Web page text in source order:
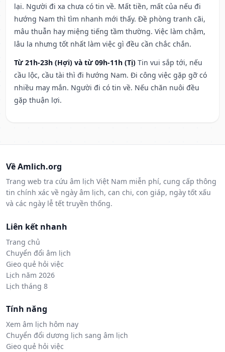
lại. Người đi xa chưa có tin về. Mất tiền, mất của nếu đi
hướng Nam thì tìm nhanh mới thấy. Đề phòng tranh cãi,
mâu thuẫn hay miệng tiếng tầm thường. Việc làm chậm,
lâu la nhưng tốt nhất làm việc gì đều cần chắc chắn.
Từ 21h-23h (Hợi) và từ 09h-11h (Tị) Tin vui sắp tới, nếu
cầu lộc, cầu tài thì đi hướng Nam. Đi công việc gặp gỡ có
nhiều may mắn. Người đi có tin về. Nếu chăn nuôi đều
gặp thuận lợi.
Về Amlich.org
Trang web tra cứu âm lịch Việt Nam miễn phí, cung cấp thông
tin chính xác về ngày âm lịch, can chi, con giáp, ngày tốt xấu
và các ngày lễ tết truyền thống.
Liên kết nhanh
Trang chủ
Chuyển đổi âm lịch
Gieo quẻ hỏi việc
Lịch năm 2026
Lịch tháng 8
Tính năng
Xem âm lịch hôm nay
Chuyển đổi dương lịch sang âm lịch
Gieo quẻ hỏi việc